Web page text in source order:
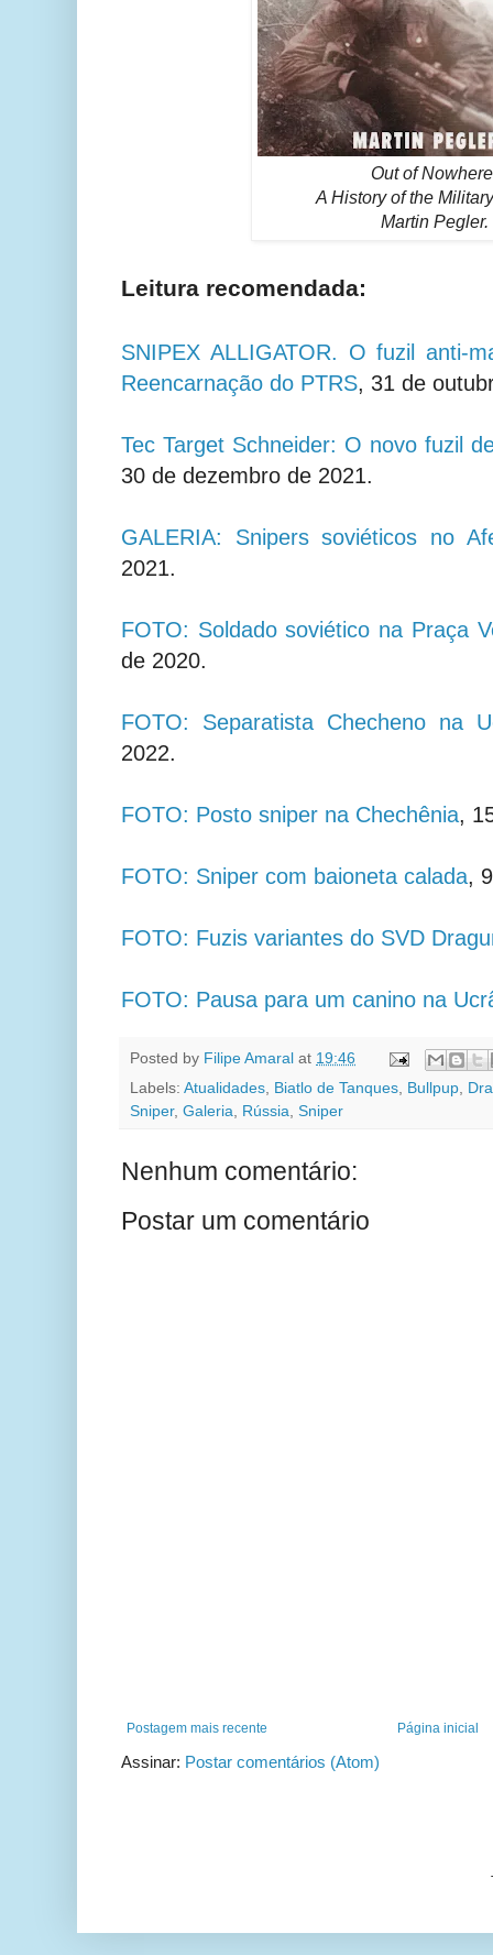
Out of
A History of the
Martin Pegler.
Leitura recomendada:
SNIPEX ALLIGATOR. O fuzil anti-
Reencarnação do PTRS, 31 de
Tec Target Schneider: O novo fuzil
30 de dezembro de 2021.
GALERIA: Snipers soviéticos no
2021.
FOTO: Soldado soviético na Praça
de 2020.
FOTO: Separatista Checheno na
2022.
FOTO: Posto sniper na Chechênia,
FOTO: Sniper com baioneta calada,
FOTO: Fuzis variantes do SVD
FOTO: Pausa para um canino na
Posted by Filipe Amaral at 19:46
Labels: Atualidades Biatlo de Tanques Bullpup
Sniper, Galeria Rússia Sniper
Nenhum comentário:
Postar um comentário
Postagem mais recente Página inicial
Assinar: Postar comentários (Atom)